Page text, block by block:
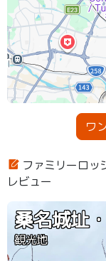
ワ
ファミリーロッ
レビュー
桑名城址
観光地